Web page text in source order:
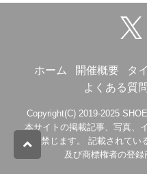
ホーム 開催概要 タ
よくある質問
Copyright(C) 2019-2025
本サイトの掲載記事、写真、
載を禁じます。 記載されてい
及び商標権者の登録